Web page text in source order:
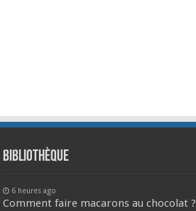
Bibliothèque
6 heures ago
Comment faire macarons au chocolat ?